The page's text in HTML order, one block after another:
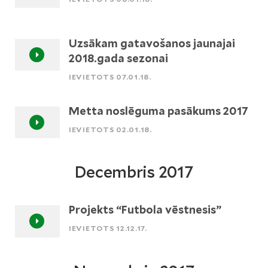
Uzsākam gatavošanos jaunajai
2018.gada sezonai
IEVIETOTS 07.01.18.
Metta noslēguma pasākums 2017
IEVIETOTS 02.01.18.
Decembris 2017
Projekts “Futbola vēstnesis”
IEVIETOTS 12.12.17.